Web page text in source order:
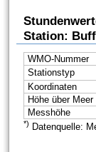
Station:
WMO-Nummer
Stationstyp
Koordinaten
Höhe über Meer
Messhöhe
*) Datenquelle: